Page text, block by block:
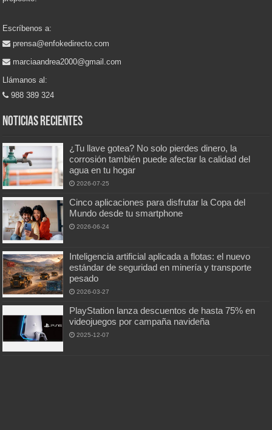
Escríbenos a:
prensa@enfokedirecto.com
marciaandrea2000@gmail.com
Llámanos al:
988 389 324
Noticias recientes
¿Tu llave gotea? No solo pierdes dinero, la
corrosión también puede afectar la calidad del
agua en tu hogar
2026-07-25
Cinco aplicaciones para disfrutar la Copa del
Mundo desde tu smartphone
2026-06-24
Inteligencia artificial aplicada a flotas: el nuevo
estándar de seguridad en minería y transporte
pesado
2026-03-27
PlayStation lanza descuentos de hasta 75% en
videojuegos por campaña navideña
2025-12-07